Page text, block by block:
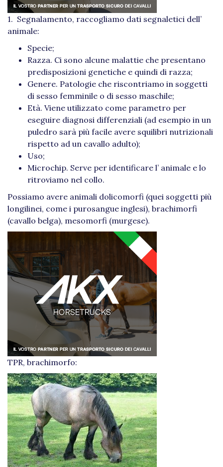
1. Segnalamento, raccogliamo dati segnaletici dell’
animale:
Specie;
Razza. Ci sono alcune malattie che presentano
predisposizioni genetiche e quindi di razza;
Genere. Patologie che riscontriamo in soggetti
di sesso femminile o di sesso maschile;
Età. Viene utilizzato come parametro per
eseguire diagnosi differenziali (ad esempio in un
puledro sarà più facile avere squilibri nutrizionali
rispetto ad un cavallo adulto);
Uso;
Microchip. Serve per identificare l’ animale e lo
ritroviamo nel collo.
Possiamo avere animali dolicomorfi (quei soggetti più
longilinei, come i purosangue inglesi), brachimorfi
(cavallo belga), mesomorfi (murgese).
TPR, brachimorfo: